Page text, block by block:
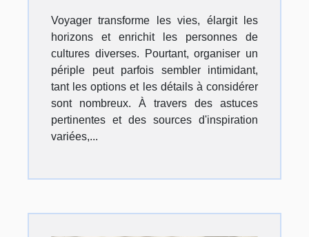
Voyager transforme les vies, élargit les
horizons et enrichit les personnes de
cultures diverses. Pourtant, organiser un
périple peut parfois sembler intimidant,
tant les options et les détails à considérer
sont nombreux. À travers des astuces
pertinentes et des sources d'inspiration
variées,...